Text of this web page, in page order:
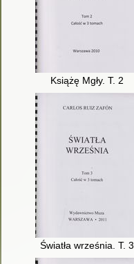
Książę Mgły. T. 2
Światła września. T. 3